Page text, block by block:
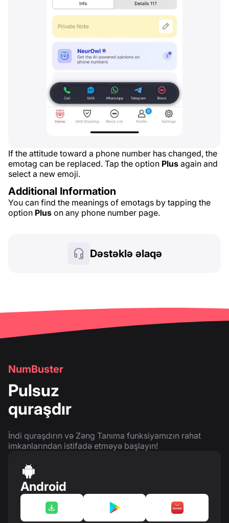
If the attitude toward a phone number has changed, the
emotag can be replaced. Tap the option Plus again and
select a new emoji.
Additional Information
You can find the meanings of emotags by tapping the
option Plus on any phone number page.
Dəstəklə əlaqə
NumBuster
Pulsuz
quraşdır
İndi quraşdırın və Zəng Tanıma funksiyamızın rahat
imkanlarından istifadə etməyə başlayın!
Android